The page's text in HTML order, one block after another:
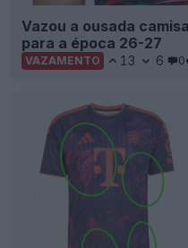
Vazou a ousada
para a época 26-27
VAZAMENTO 13 6 0